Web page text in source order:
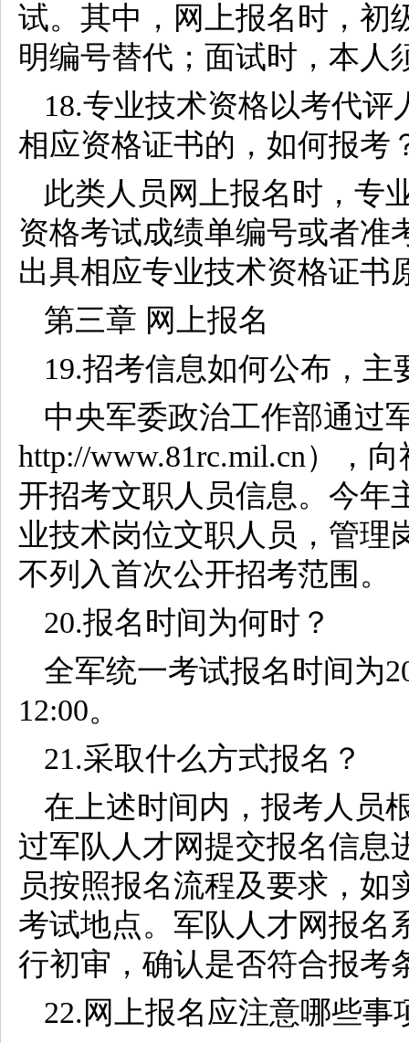
试。其中，网上报名时，初
明编号替代；面试时，本人
18.专业技术资格以考代
相应资格证书的，如何报考
此类人员网上报名时，专
资格考试成绩单编号或者准
出具相应专业技术资格证书
第三章 网上报名
19.招考信息如何公布，主
中央军委政治工作部通过
http://www.81rc.mil.cn），
开招考文职人员信息。今年
业技术岗位文职人员，管理
不列入首次公开招考范围。
20.报名时间为何时？
全军统一考试报名时间为
12:00。
21.采取什么方式报名？
在上述时间内，报考人员
过军队人才网提交报名信息
员按照报名流程及要求，如
考试地点。军队人才网报名
行初审，确认是否符合报考
22.网上报名应注意哪些事